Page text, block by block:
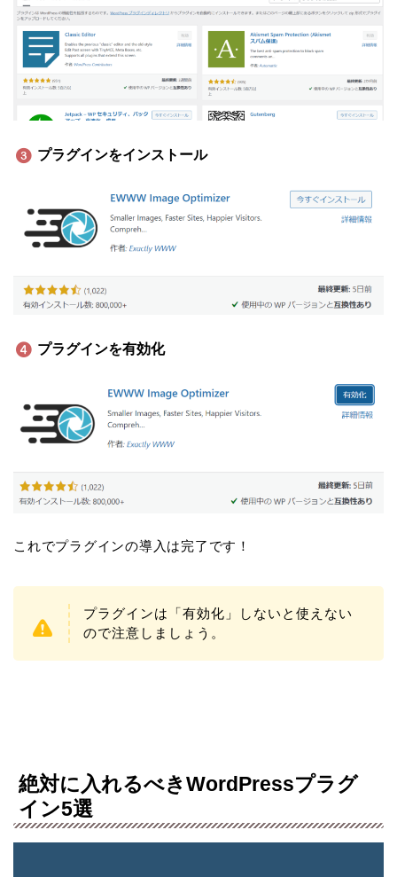
プラグインをインストール
プラグインを有効化
これでプラグインの導入は完了です！
プラグインは「有効化」しないと使えない
ので注意しましょう。
絶対に入れるべきWordPressプラグ
イン5選